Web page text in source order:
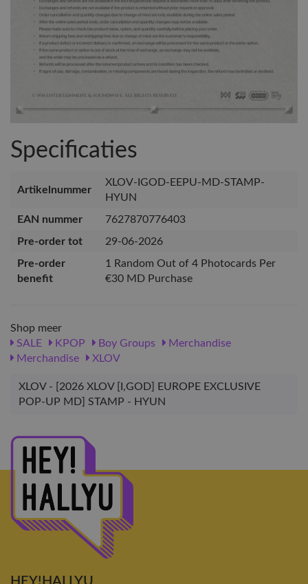
Specificaties
Artikelnummer
XLOV-IGOD-EEPU-MD-STAMP-
HYUN
EAN nummer
7627870776403
Pre-order tot
29-06-2026
Pre-order
benefit
1 Random Out of 4 Photocards Per
€30 MD Purchase
Shop meer
SALE
KPOP Boy Groups
Merchandise
Merchandise
XLOV
XLOV - [2026 XLOV [I,GOD] EUROPE EXCLUSIVE
POP-UP MD] STAMP - HYUN
HEY!HALLYU